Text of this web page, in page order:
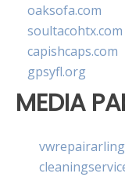
oaksofa.com
soultacohtx.com
capishcaps.com
gpsyfl.org
MEDIA